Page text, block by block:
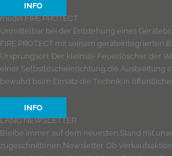
INFO
media FIRE PROTECT
Unmittelbar bei der Entstehung eines
FIRE PROTECT mit seinem geräteintegrierten
Ursprungsort. Der kleinste Feuerlöscher der
einer Selbstlöscheinrichtung die Ausbreitung
bewahrt beim Einsatz die Technik in
INFO
LANG NEWSLETTER
Bleibe immer auf dem neuesten Stand mit
zugeschnittenen Newsletter. Ob